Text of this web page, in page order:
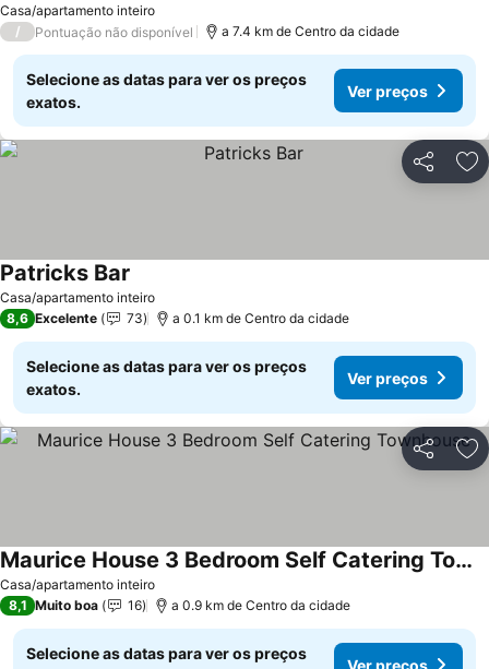
Casa/apartamento inteiro
Ver preços
/ Pontuação não disponível a 7.4 km de Centro da cidade
Selecione as datas para ver os preços
exatos.
Ver preços
Partilhar
Casa/apartamento inteiro
Patricks Bar
8,6 Excelente 73 a 0.1 km de Centro da cidade
Selecione as datas para ver os preços
exatos.
Ver preços
Partilhar
Casa/apartamento inteiro
Maurice House 3 Bedroom Self Catering Townhouse
Ver preços
8,1 Muito boa 16 a 0.9 km de Centro da cidade
Selecione as datas para ver os preços
Ver preços